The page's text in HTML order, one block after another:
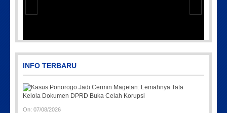
PicsArt_03-12-12.53.38
INFO TERBARU
On: 07/08/2026